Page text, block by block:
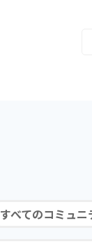
すべてのコミュニ